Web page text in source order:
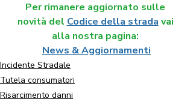
Per rimanere aggiornato sulle
novità del Codice della strada vai
alla nostra pagina:
News & Aggiornamenti
Incidente Stradale
Tutela consumatori
Risarcimento danni